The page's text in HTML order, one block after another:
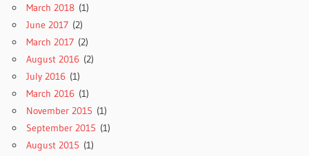
March 2018 (1)
June 2017 (2)
March 2017 (2)
August 2016 (2)
July 2016 (1)
March 2016 (1)
November 2015 (1)
September 2015 (1)
August 2015 (1)